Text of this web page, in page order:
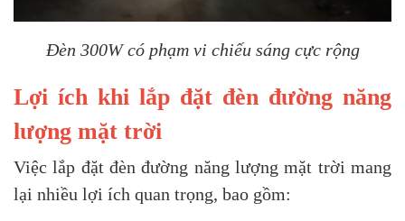
Đèn 300W có phạm vi chiếu sáng cực rộng
Lợi ích khi lắp đặt đèn đường năng
lượng mặt trời
Việc lắp đặt đèn đường năng lượng mặt trời mang
lại nhiều lợi ích quan trọng, bao gồm: